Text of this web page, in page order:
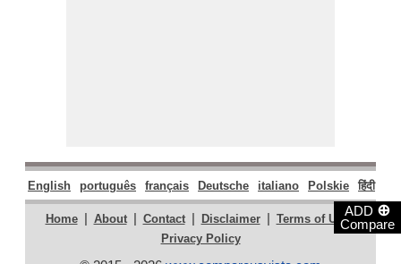
ADD ⊕
Compare
English português français Deutsche italiano Polskie हिंदी
Home | About | Contact | Disclaimer | Terms of Use |
Privacy Policy